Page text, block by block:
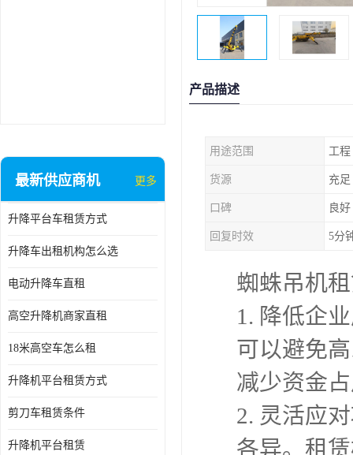
最新供应商机 更多
升降平台车租赁方式
升降车出租机构怎么选
电动升降车直租
高空升降机商家直租
18米高空车怎么租
升降机平台租赁方式
剪刀车租赁条件
升降机平台租赁
产品描述
用途范围 工程
货源 充足
口碑 良好
回复时效 5分
蜘蛛吊机
1. 降低企
可以避免
减少资金
2. 灵活应
各异。租